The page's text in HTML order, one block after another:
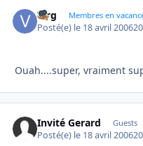
Virg Membres en
Posté(e) le 18 avril 2006
Ouah....super, vraiment
Invité Gerard Guests
Posté(e) le 18 avril 2006